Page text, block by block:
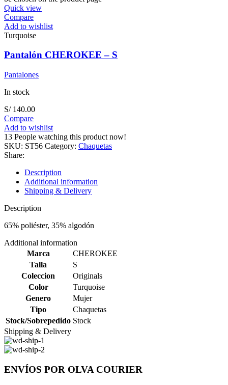
Quick view
Compare
Add to wishlist
Turquoise
Pantalón CHEROKEE – S
Pantalones
In stock
S/140.00
Compare
Add to wishlist
13 People watching this product now!
SKU: ST56 Category: Chaquetas
Share:
Description
Additional information
Shipping & Delivery
Description
65% poliéster, 35% algodón
Additional information
Marca
CHEROKEE
Talla
S
Coleccion
Originals
Color
Turquoise
Genero
Mujer
Tipo
Chaquetas
Stock/Sobrepedido Stock
Shipping & Delivery
ENVÍOS POR OLVA COURIER